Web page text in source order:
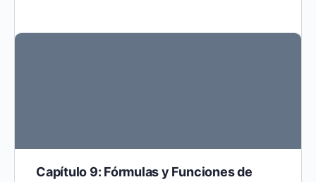
Capítulo 9: Fórmulas y Funciones de